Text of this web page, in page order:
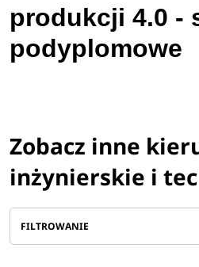
produkcji 4.0 -
podyplomowe
Zobacz inne
inżynierskie i
FILTROWANIE